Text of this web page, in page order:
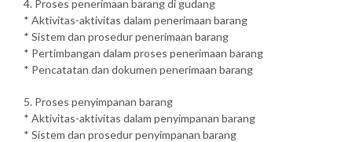
4. Proses penerimaan barang di gudang
* Aktivitas-aktivitas dalam penerimaan barang
* Sistem dan prosedur penerimaan barang
* Pertimbangan dalam proses penerimaan barang
* Pencatatan dan dokumen penerimaan barang
5. Proses penyimpanan barang
* Aktivitas-aktivitas dalam penyimpanan barang
* Sistem dan prosedur penyimpanan barang